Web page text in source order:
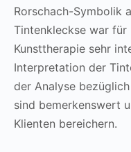
Rorschach-Symbolik
Tintenkleckse war für
Kunsttherapie sehr
Interpretation der
der Analyse
sind bemerkenswert
Klienten bereichern.